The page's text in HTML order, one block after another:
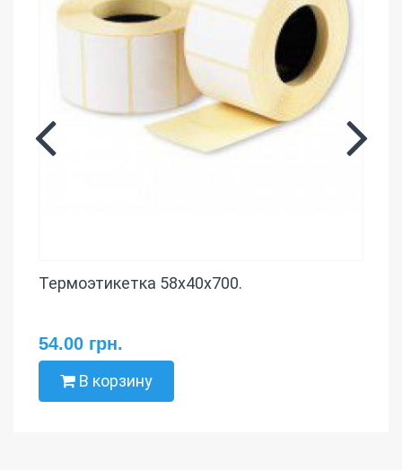
Термоэтикетка 58х40х700.
54.00 грн.
В корзину